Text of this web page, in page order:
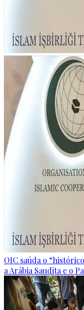
OIC saúda o
a Arábia Saudita e o